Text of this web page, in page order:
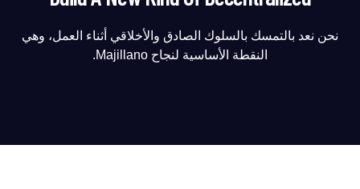
نحن نعد بالتمسك بالسلوك الصادق والأخلاقي أثناء العمل، وهي
النقطة الأساسية لنجاح Majillano.